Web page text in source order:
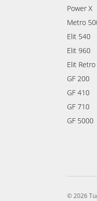
Power X
Metro
Elit 540
Elit 960
Elit Retro
GF 200
GF 410
GF 710
GF 5000
© 2026